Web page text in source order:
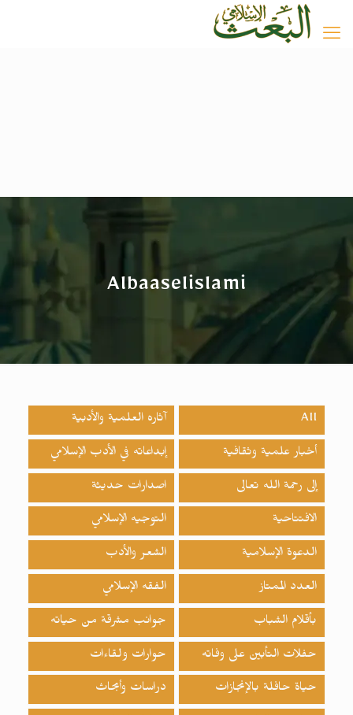
Albaaselislami
All آثاره العلمية والأدبية
أخبار علمية وثقافية إبداعاته في الأدب الإسلامي
إلى رحمة الله تعالى اصدارات حدیثة
الافتتاحية التوجيه الإسلامي
الدعوة الإسلامية الشعر والأدب
العدد الممتاز الفقه الإسلامي
بأقلام الشباب جوانب مشرقة من حياته
حفلات التأبين على وفاته حوارات ولقاءات
حياة حافلة بالإنجازات دراسات وأبحاث